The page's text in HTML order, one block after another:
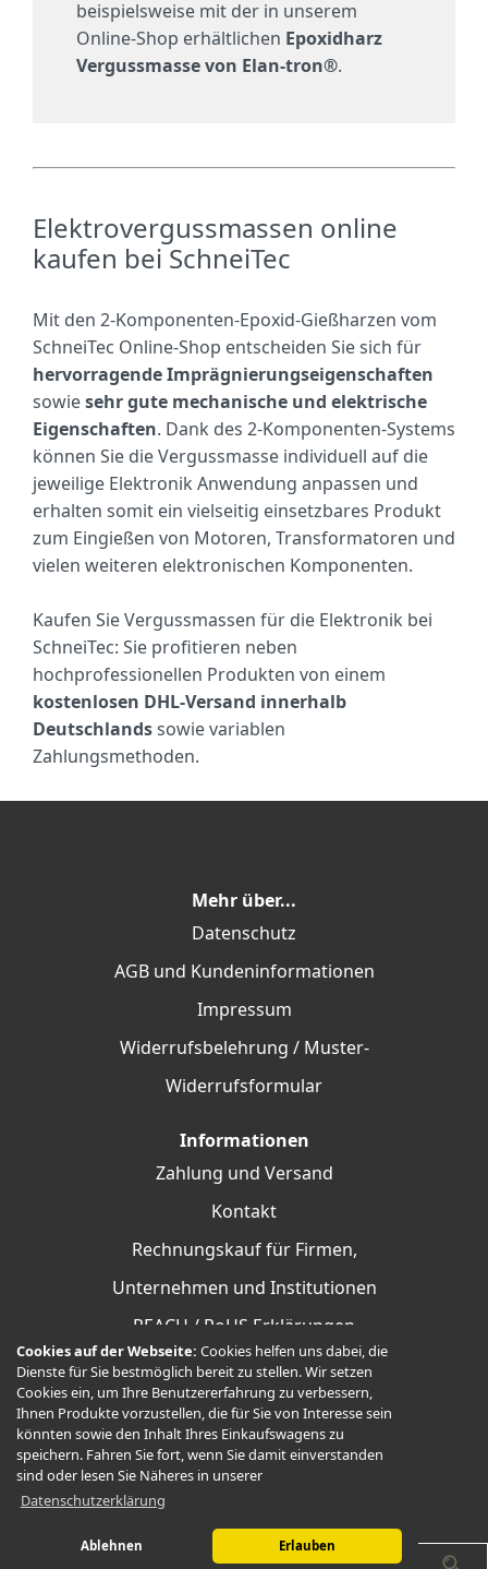
Cookies auf der Webseite:Cookies helfen uns dabei, die
Dienste für Sie bestmöglich bereit zu stellen. Wir setzen
Cookies ein, um Ihre Benutzererfahrung zu verbessern,
Ihnen Produkte vorzustellen, die für Sie von Interesse sein
könnten sowie den Inhalt Ihres Einkaufswagens zu
speichern. Fahren Sie fort, wenn Sie damit einverstanden
sind oder lesen Sie Näheres in unserer
Datenschutzerklärung
Ablehnen Erlauben
beispielsweise mit der in unserem
Online-Shop erhältlichen Epoxidharz
Vergussmasse von Elan-tron®.
Elektrovergussmassen online
kaufen bei SchneiTec
Mit den 2-Komponenten-Epoxid-Gießharzen vom
SchneiTec Online-Shop entscheiden Sie sich für
hervorragende Imprägnierungseigenschaften
sowiesehr gute mechanische und elektrische
Eigenschaften. Dank des 2-Komponenten-Systems
können Sie die Vergussmasse individuell auf die
jeweilige Elektronik Anwendung anpassen und
erhalten somit ein vielseitig einsetzbares Produkt
zum Eingießen von Motoren, Transformatoren und
vielen weiteren elektronischen Komponenten.
Kaufen Sie Vergussmassen für die Elektronik bei
SchneiTec: Sie profitieren neben
hochprofessionellen Produkten von einem
kostenlosen DHL-Versand innerhalb
Deutschlandssowie variablen
Zahlungsmethoden.
Mehr über...
Datenschutz
AGB und Kundeninformationen
Impressum
Widerrufsbelehrung / Muster-
Widerrufsformular
Informationen
Zahlung und Versand
Kontakt
Rechnungskauf für Firmen,
Unternehmen und Institutionen
REACH / RoHS Erklärungen
© 2026 -SchneiTec-Shop